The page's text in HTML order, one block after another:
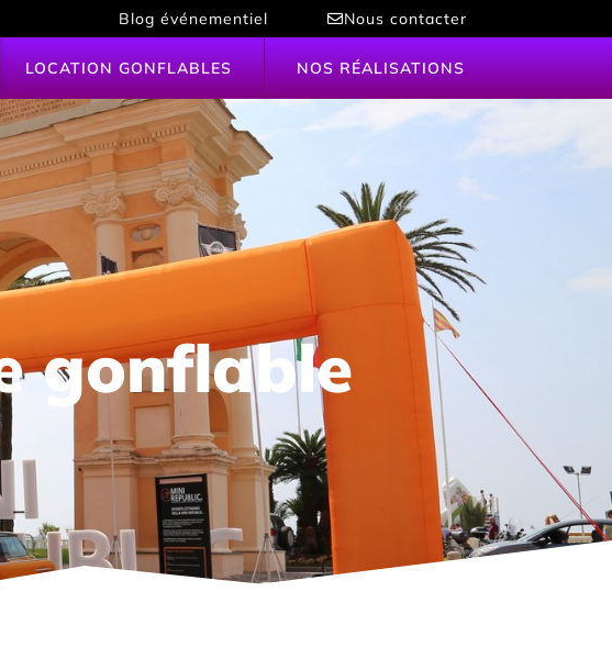
Blog événementiel Nous contacter
LOCATION GONFLABLES NOS RÉALISATIONS
gonflable